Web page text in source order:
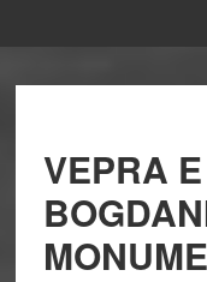
VEPRA